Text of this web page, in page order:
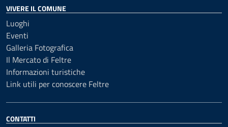
VIVERE IL COMUNE
Luoghi
Eventi
Galleria Fotografica
Il Mercato di Feltre
Informazioni turistiche
Link utili per conoscere Feltre
CONTATTI